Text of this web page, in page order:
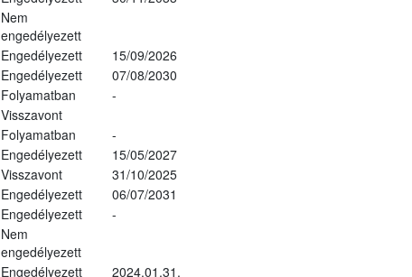
Nem
engedélyezett
Engedélyezett
15/09/2026
Engedélyezett
07/08/2030
Folyamatban
-
Visszavont
Folyamatban
-
Engedélyezett
15/05/2027
Visszavont
31/10/2025
Engedélyezett
06/07/2031
Engedélyezett
-
Nem
engedélyezett
Engedélyezett
2024.01.31.